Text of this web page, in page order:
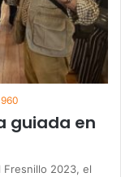
960
guiada en
Fresnillo 2023, el